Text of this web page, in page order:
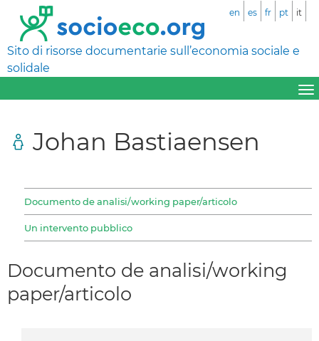
Sito di risorse documentarie sull’economia sociale e
solidale
en es fr pt it
Johan Bastiaensen
Documento de analisi/working paper/articolo
Un intervento pubblico
Documento de analisi/working
paper/articolo